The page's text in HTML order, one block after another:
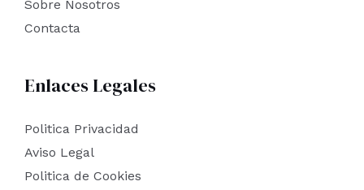
Sobre Nosotros
Contacta
Enlaces Legales
Politica Privacidad
Aviso Legal
Politica de Cookies